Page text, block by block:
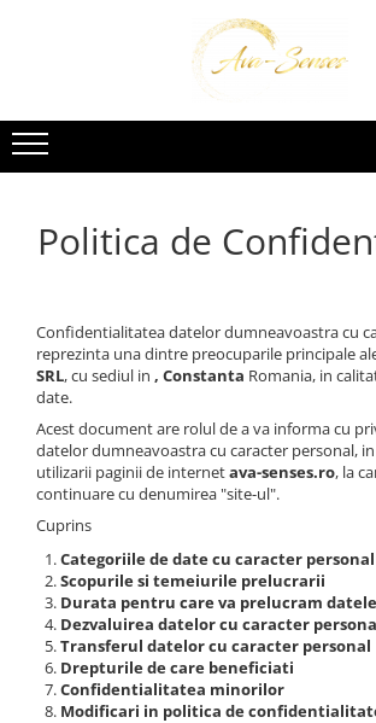
INGRIJIRE SI FRUMUSETE
Ingrijire Corporala
Politica de
Confidentialitatea datelor dumneavoastra cu
reprezinta una dintre preocuparile principale
SRL, cu sediul in , Constanta Romania, in
date.
Acest document are rolul de a va informa cu
datelor dumneavoastra cu caracter personal,
utilizarii paginii de internetava-senses.ro, la
continuare cu denumirea "site-ul".
Cuprins
Categoriile de date cu caracter
Scopurile si temeiurile prelucrarii
Durata pentru care va prelucram datele
Dezvaluirea datelor cu caracter
Transferul datelor cu caracter personal
Drepturile de care beneficiati
Confidentialitatea minorilor
Modificari in politica de